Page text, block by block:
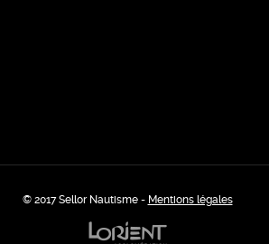
© 2017 Sellor Nautisme - Mentions légales